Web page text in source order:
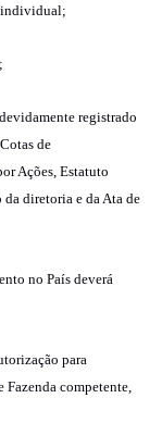
individual;
registrado
de
Ações, Estatuto
diretoria e da Ata de
no País deverá
para
competente,